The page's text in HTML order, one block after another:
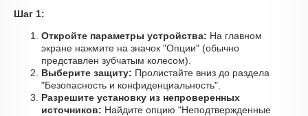
Шаг 1:
Откройте параметры устройства: На главном
экране нажмите на значок "Опции" (обычно
представлен зубчатым колесом).
Выберите защиту: Пролистайте вниз до раздела
"Безопасность и конфиденциальность".
Разрешите установку из непроверенных
источников: Найдите опцию "Неподтвержденные